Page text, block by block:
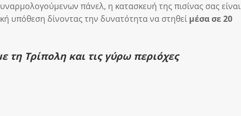
πάνελ, η κατασκευή της πισίνας σας είναι
υπόθεση δίνοντας την δυνατότητα να στηθεί μέσα σε 20
τη Τρίπολη και τις γύρω περιόχες